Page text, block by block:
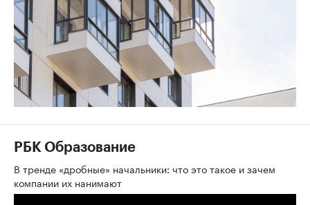
РБК Образование
В тренде «дробные» начальники: что это такое и зачем
компании их нанимают